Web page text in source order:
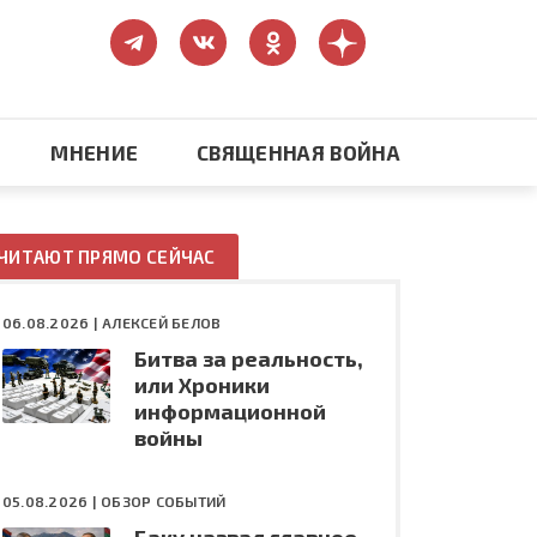
Конфликт на Украине
МНЕНИЕ СВЯЩЕННАЯ ВОЙНА
ПРЯМО СЕЙЧАС
06.08.2026 |АЛЕКСЕЙ БЕЛОВ
Битва за реальность,
или Хроники
информационной
войны
05.08.2026 | ОБЗОР СОБЫТИЙ